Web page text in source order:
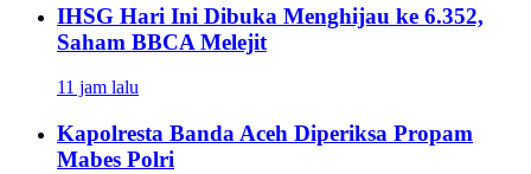
IHSG Hari Ini Dibuka Menghijau ke 6.352,
Saham BBCA Melejit
11 jam lalu
Kapolresta Banda Aceh Diperiksa Propam
Mabes Polri